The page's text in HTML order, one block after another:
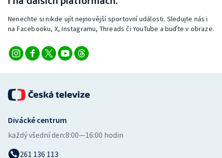
Nenechte si nikde ujít nejnovější sportovní události. Sledujte nás i
na Facebooku, X, Instagramu, Threads či YouTube a buďte v obraze.
Divácké centrum
každý všední den:8:00—16:00 hodin
261 136 113